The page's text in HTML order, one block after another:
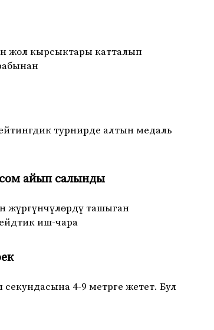
жол кырсыктары катталып
турнирде алтын медаль
сом айып салынды
ташыган
иш-чара
4-9 метрге жетет. Бул